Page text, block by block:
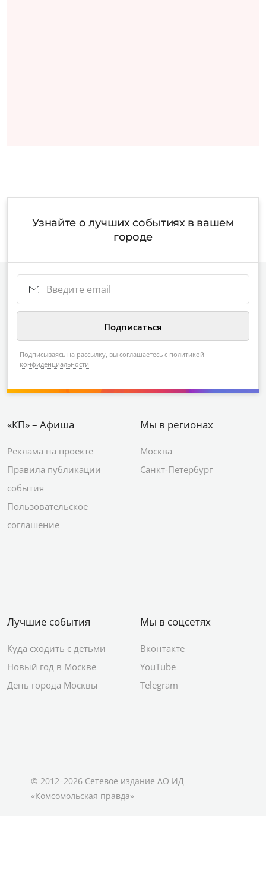
Узнайте о лучших событиях в вашем
городе
Подписываясь на рассылку, вы соглашаетесь с политикой
конфиденциальности
«КП» – Афиша
Реклама на проекте
Правила публикации
события
Пользовательское
соглашение
Мы в регионах
Москва
Санкт-Петербург
Лучшие события
Куда сходить с детьми
Новый год в Москве
День города Москвы
Мы в соцсетях
Вконтакте
YouTube
Telegram
© 2012–2026 Сетевое издание АО ИД
«Комсомольская правда»